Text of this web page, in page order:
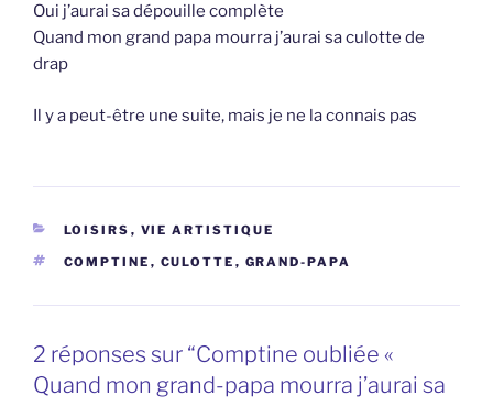
Oui j’aurai sa dépouille complète
Quand mon grand papa mourra j’aurai sa culotte de
drap
Il y a peut-être une suite, mais je ne la connais pas
CATÉGORIES
LOISIRS , VIE ARTISTIQUE
ÉTIQUETTES
COMPTINE , CULOTTE , GRAND-PAPA
2 réponses sur “Comptine oubliée «
Quand mon grand-papa mourra j’aurai sa